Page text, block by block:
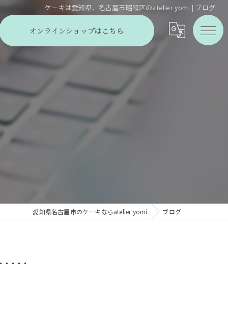
ケーキは愛知県、名古屋市昭和区のatelier yomi | ブログ
オンラインショップはこちら
愛知県名古屋市のケーキならatelier yomi ブログ